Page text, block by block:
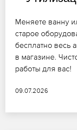
Меняете ванну
старое
бесплатно весь
в магазине.
работы для вас!
09.07.2026